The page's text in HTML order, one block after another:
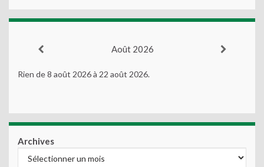
Août 2026
Rien de 8 août 2026 à 22 août 2026.
Archives